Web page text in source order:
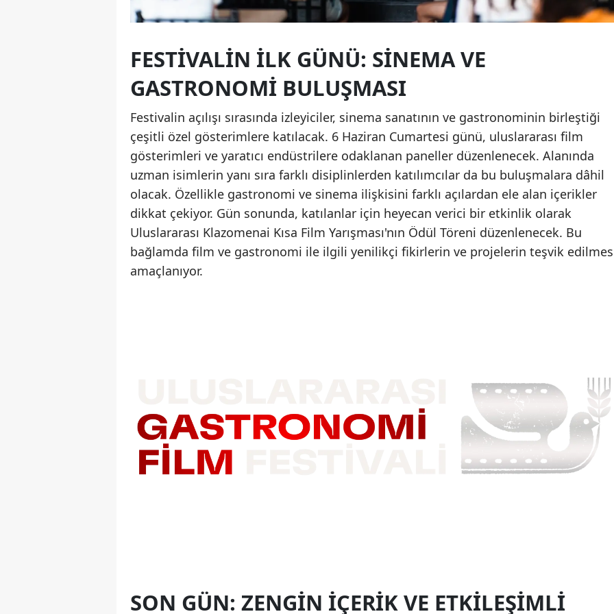
FESTIVALIN İLK GÜNÜ: SINEMA VE
GASTRONOMI BULUŞMASI
Festivalin açılışı sırasında izleyiciler, sinema sanatının ve gastronominin birleştiği
çeşitli özel gösterimlere katılacak. 6 Haziran Cumartesi günü, uluslararası film
gösterimleri ve yaratıcı endüstrilere odaklanan paneller düzenlenecek. Alanında
uzman isimlerin yanı sıra farklı disiplinlerden katılımcılar da bu buluşmalara dâhil
olacak. Özellikle gastronomi ve sinema ilişkisini farklı açılardan ele alan içerikler
dikkat çekiyor. Gün sonunda, katılanlar için heyecan verici bir etkinlik olarak
Uluslararası Klazomenai Kısa Film Yarışması'nın Ödül Töreni düzenlenecek. Bu
bağlamda film ve gastronomi ile ilgili yenilikçi fikirlerin ve projelerin teşvik
amaçlanıyor.
SON GÜN: ZENGIN İÇERIK VE ETKILEŞIMLI